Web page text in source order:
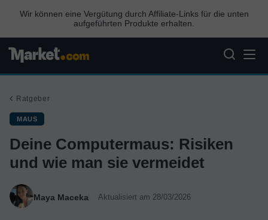
Wir können eine Vergütung durch Affiliate-Links für die unten
aufgeführten Produkte erhalten.
Ratgeber
MAUS
Deine Computermaus: Risiken
und wie man sie vermeidet
Maya Maceka Aktualisiert am 28/03/2026